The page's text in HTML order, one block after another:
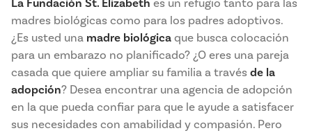
La Fundación St. Elizabeth es un refugio tanto para las
madres biológicas como para los padres adoptivos.
¿Es usted una madre biológicaque busca colocación
para un embarazo no planificado? ¿O eres una pareja
casada que quiere ampliar su familia a través de la
adopción? Desea encontrar una agencia de adopción
en la que pueda confiar para que le ayude a satisfacer
sus necesidades con amabilidad y compasión. Pero